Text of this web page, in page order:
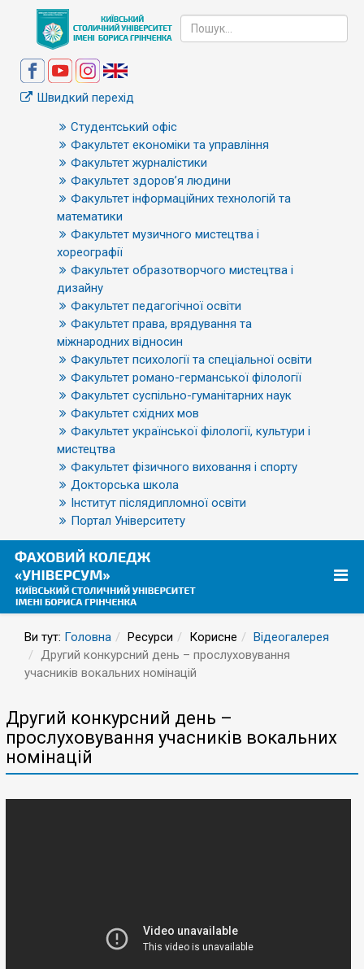
Швидкий перехід
Студентський офіс
Факультет економіки та управління
Факультет журналістики
Факультет здоров’я людини
Факультет інформаційних технологій та
математики
Факультет музичного мистецтва і
хореографії
Факультет образотворчого мистецтва і
дизайну
Факультет педагогічної освіти
Факультет права, врядування та
міжнародних відносин
Факультет психології та спеціальної освіти
Факультет романо-германської філології
Факультет суспільно-гуманітарних наук
Факультет східних мов
Факультет української філології, культури і
мистецтва
Факультет фізичного виховання і спорту
Докторська школа
Інститут післядипломної освіти
Портал Університету
Ви тут: Головна Ресурси Корисне
Відеогалерея
Другий конкурсний день – прослуховування
учасників вокальних номінацій
Другий конкурсний день –
прослуховування учасників вокальних
номінацій